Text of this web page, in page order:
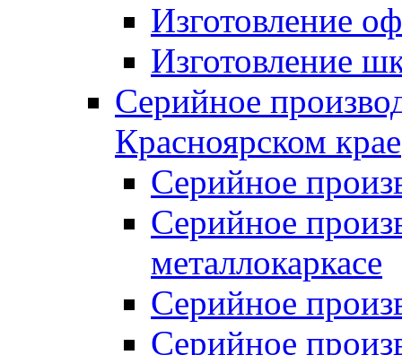
Изготовление
Изготовление
Серийное
Красноярском крае
Серийное
Серийное
металлокаркасе
Серийное
Серийное